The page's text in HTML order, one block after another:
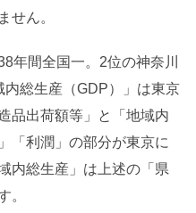
せん。
年間全国一。2位の神奈川
総生産（GDP）」は東京
品出荷額等」と「地域内
「利潤」の部分が東京に
内総生産」は上述の「県
。